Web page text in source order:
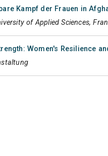
Kampf der Frauen in
of Applied Sciences,
Women's Resilience